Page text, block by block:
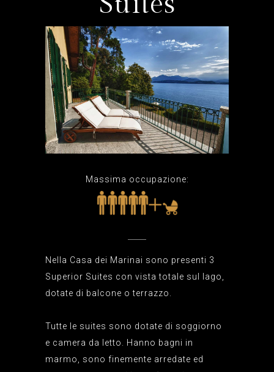
Massima occupazione:
Nella Casa dei Marinai sono presenti 3
Superior Suites con vista totale sul lago,
dotate di balcone o terrazzo.
Tutte le suites sono dotate di soggiorno
e camera da letto. Hanno bagni in
marmo, sono finemente arredate ed